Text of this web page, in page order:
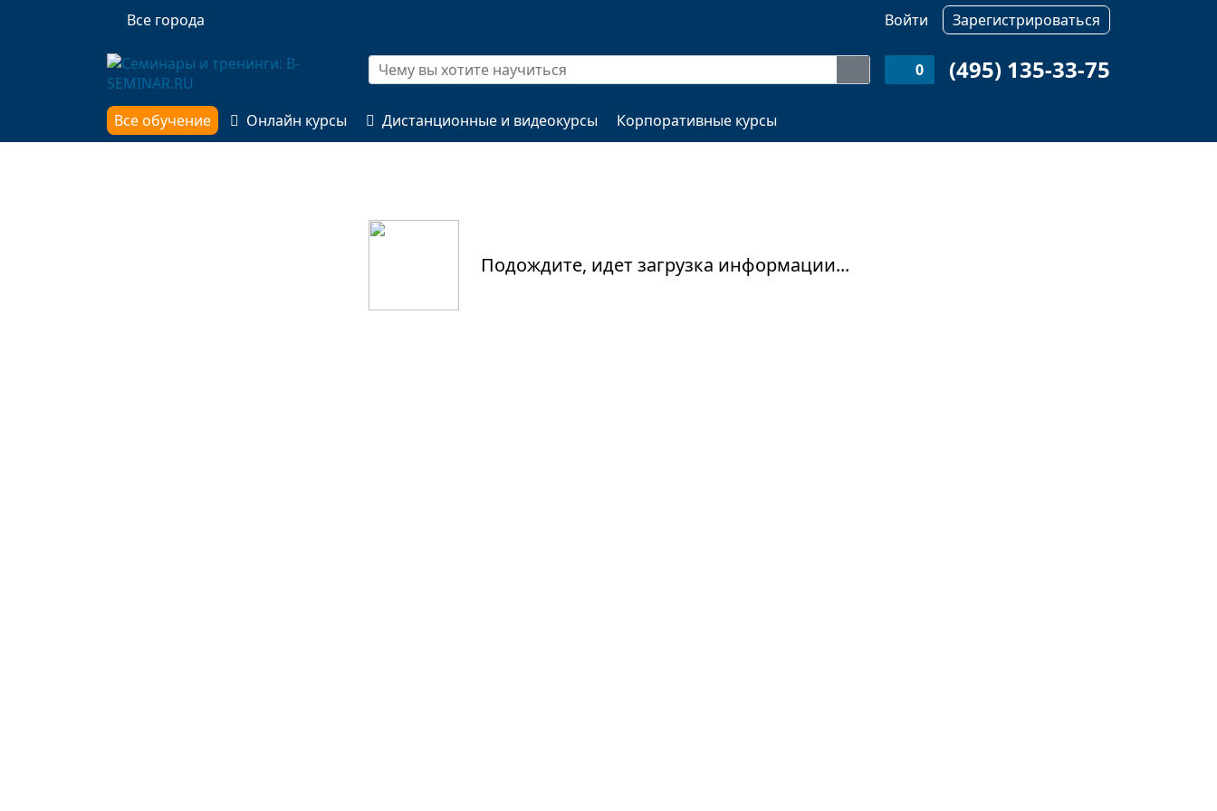
Все города Войти Зарегистрироваться
0 (495) 135-33-75
Все обучение Онлайн курсы Дистанционные и видеокурсы Корпоративные курсы
Подождите, идет загрузка информации...